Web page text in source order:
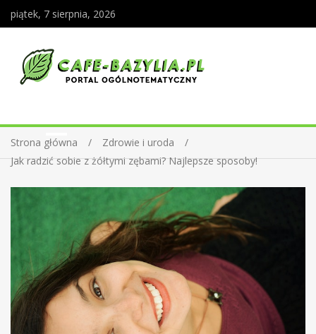
piątek, 7 sierpnia, 2026
Strona główna
Zdrowie i uroda
Jak radzić sobie z żółtymi zębami? Najlepsze sposoby!